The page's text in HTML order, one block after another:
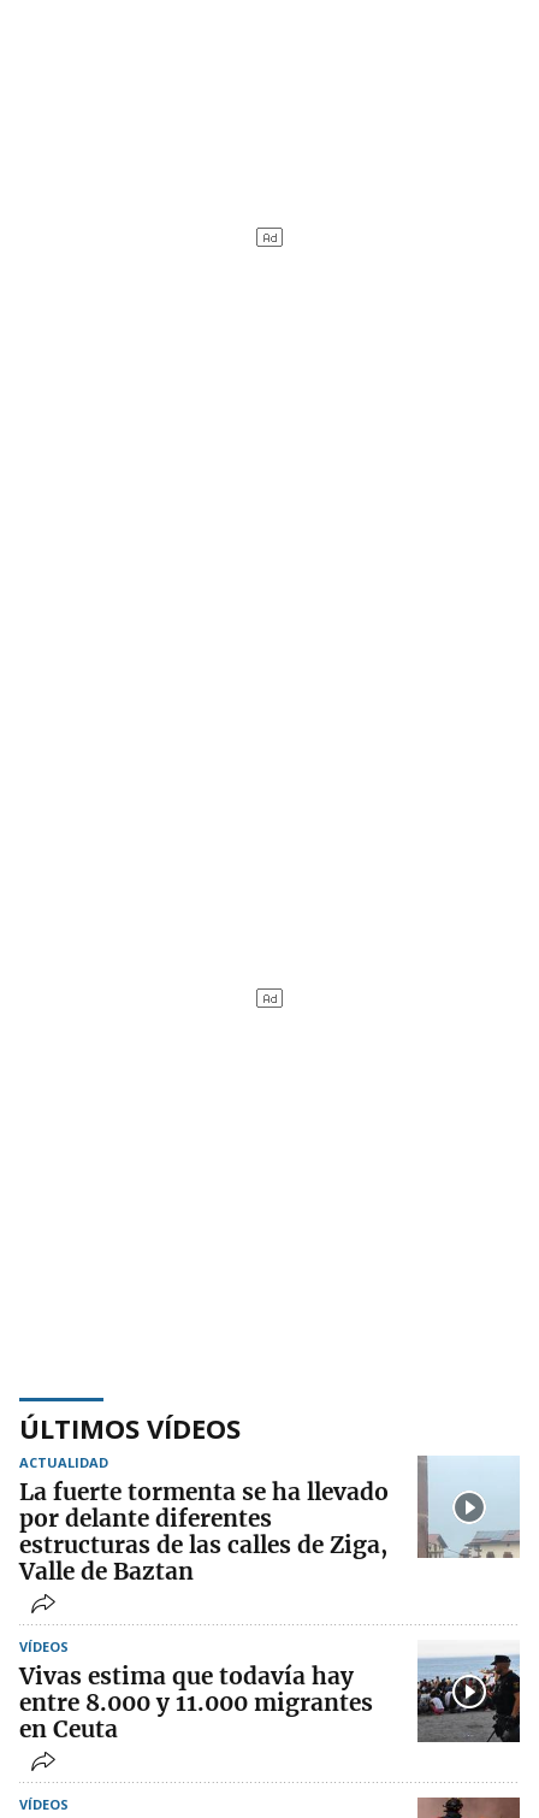
ÚLTIMOS VÍDEOS
ACTUALIDAD
La fuerte tormenta se ha llevado
por delante diferentes
estructuras de las calles de Ziga,
Valle de Baztan
VÍDEOS
Vivas estima que todavía hay
entre 8.000 y 11.000 migrantes
en Ceuta
VÍDEOS